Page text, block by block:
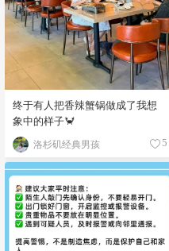
终于有人把香辣蟹锅做成了我想
象中的样子🦀
洛杉矶经典男孩 5